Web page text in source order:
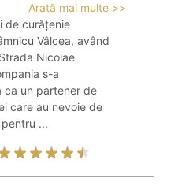
Arată mai multe >>
de curățenie
Vâlcea, având
Nicolae
s-a
ca un partener de
care au nevoie de
...